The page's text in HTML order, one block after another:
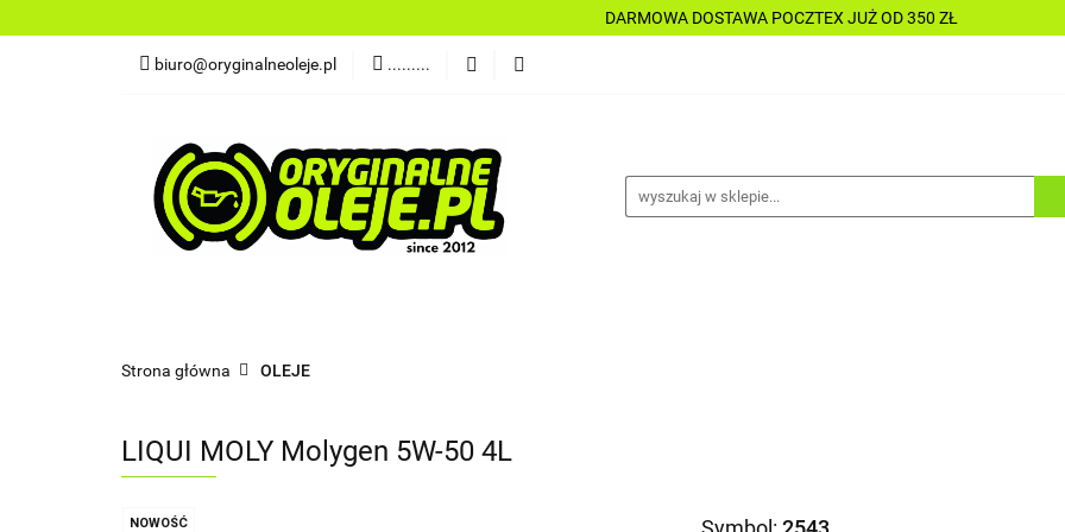
DARMOWA DOSTAWA POCZTEX JUŻ OD 350 ZŁ
biuro@oryginalneoleje.pl .........
NARZĘDZIA CZĘŚCI
OLEJE FILTRY PŁYNY CHEMIA KOSMETYKI DO
OLEJE Z USA
Strona główna OLEJE
LIQUI MOLY Molygen 5W-50 4L
NOWOŚĆ